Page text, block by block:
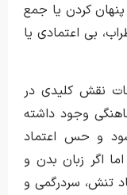
کردن یا جمع
بی‌اعتمادی یا
نقش کلیدی در
وجود داشته
و حس اعتماد
اگر زبان بدن و
تنش، سردرگمی و